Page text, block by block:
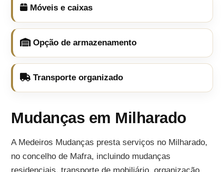
Móveis e caixas
Opção de armazenamento
Transporte organizado
Mudanças em Milharado
A Medeiros Mudanças presta serviços no Milharado,
no concelho de Mafra, incluindo mudanças